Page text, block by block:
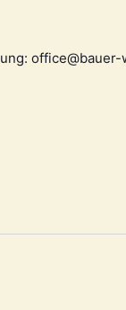
office@bauer-